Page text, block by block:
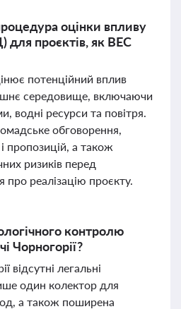
оцінки впливу
для проєктів, як ВЕС
потенційний вплив
середовище, включаючи
водні ресурси та повітря.
обговорення,
пропозицій, а також
ризиків перед
про реалізацію проєкту.
контролю
Чорногорії?
відсутні легальні
один колектор для
а також поширена